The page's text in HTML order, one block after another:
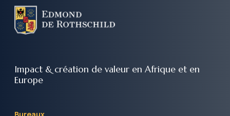
Impact & création de valeur en Afrique et en
Europe
Bureaux